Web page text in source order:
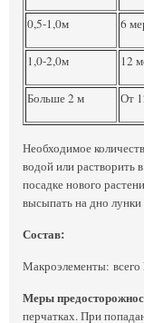
0,5-1,0м 6
1,0-2,0м 12
Больше 2 м От
Необходимое
водой или растворить
посадке нового
высыпать на дно
Состав:
Макроэлементы:
Меры
перчатках. При